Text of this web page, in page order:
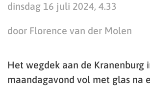
dinsdag 16 juli 2024, 4.33
door Florence van der Molen
Het wegdek aan de Kranenburg
maandagavond vol met glas na